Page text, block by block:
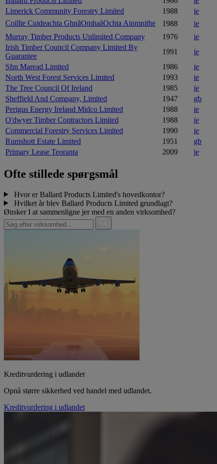
Limerick Community Forestry Limited
1988
ie
Coillte Cuideachta GhnãOmhaãOchta Ainmnithe
1988
ie
Murray Timber Products Unlimited Company
1976
ie
Irish Timber Council Company Limited By
Guarantee
1991
ie
Sfm Maread Limited
1986
ie
North West Forest Services Limited
1993
ie
The Tree Council Of Ireland
1985
ie
Sheffield And Company, Limited
1947
gb
Perigus Energy Ireland Midco Limited
1988
ie
O'dwyer Timber Contractors Limited
1988
ie
Commercial Forestry Services Limited
1990
ie
Rumshott Estate Limited
1951
gb
Primary Lease Teoranta
2009 ie
Ofte stillede spørgsmål
Hvor er Ballard Products Limited's hovedkontor?
Hvilket år blev Ballard Products Limited grundlagt?
Ønsker I at sammenligne jer med en anden virksomhed?
Kreditvurdering i udlandet
Opnå større sikkerhed ved handel med udlandet.
Kreditvurdering i udlandet